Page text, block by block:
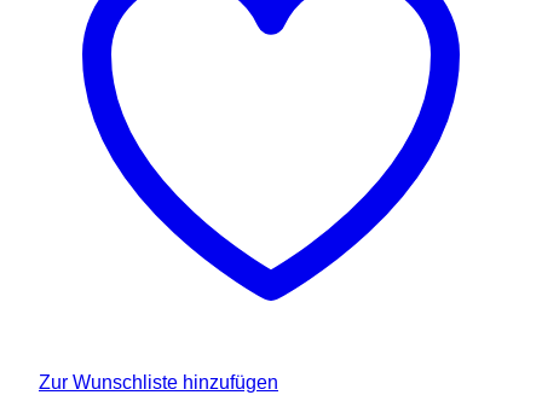
Zur Wunschliste hinzufügen